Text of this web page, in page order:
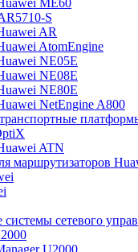
ME60
S
AR
AtomEngine
NE05E
NE08E
NE80E
NetEngine A800
ATN
маршрутизаторов
сетевого
U2000